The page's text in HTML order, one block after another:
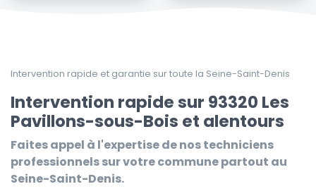
Intervention rapide et garantie sur toute la Seine-Saint-Denis
Intervention rapide sur 93320 Les
Pavillons-sous-Bois et alentours
Faites appel à l'expertise de nos techniciens
professionnels sur votre commune partout au
Seine-Saint-Denis.